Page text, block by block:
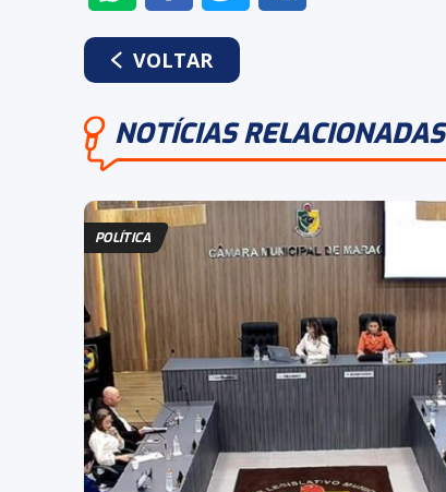
NO
WHATSAPP
NO
FACEBOOK
NO
VOLTAR
NOTÍCIAS RELACIONADAS
POLÍTICA